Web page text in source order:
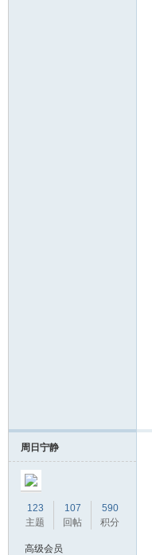
周日宁静
123
主题
107
回帖
590
积分
高级会员